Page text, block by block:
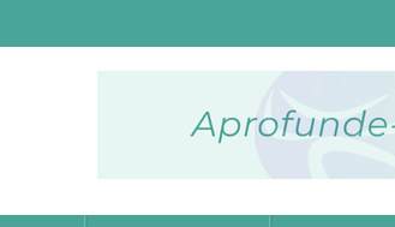
as melhores dicas práticas para